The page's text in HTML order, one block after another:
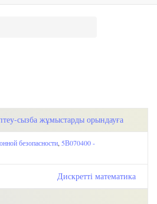
сызба жұмыстарды орындауға
безопасности, 5В070400 -
Дискретті математика